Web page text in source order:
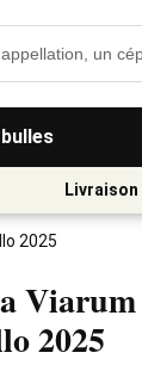
2025
Viarum
2025